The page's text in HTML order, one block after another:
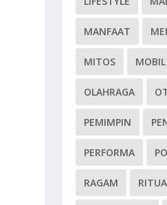
MANFAAT
MITOS MOBIL
OLAHRAGA
PEMIMPIN
PERFORMA
RAGAM